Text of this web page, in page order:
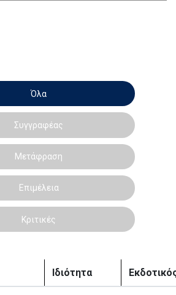
Όλα
Συγγραφέας
Μετάφραση
Επιμέλεια
Κριτικές
Ιδιότητα